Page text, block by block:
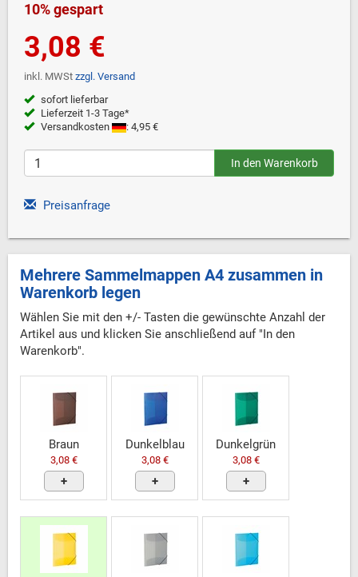
10% gespart
3,08 €
inkl. MWSt zzgl. Versand
sofort lieferbar
Lieferzeit 1-3 Tage*
Versandkosten
: 4,95 €
Preisanfrage
Mehrere Sammelmappen A4 zusammen in
Warenkorb legen
Wählen Sie mit den +/- Tasten die gewünschte Anzahl der
Artikel aus und klicken Sie anschließend auf "In den
Warenkorb".
Braun
3,08 €
+
Dunkelblau
3,08 €
+
Dunkelgrün
3,08 €
+